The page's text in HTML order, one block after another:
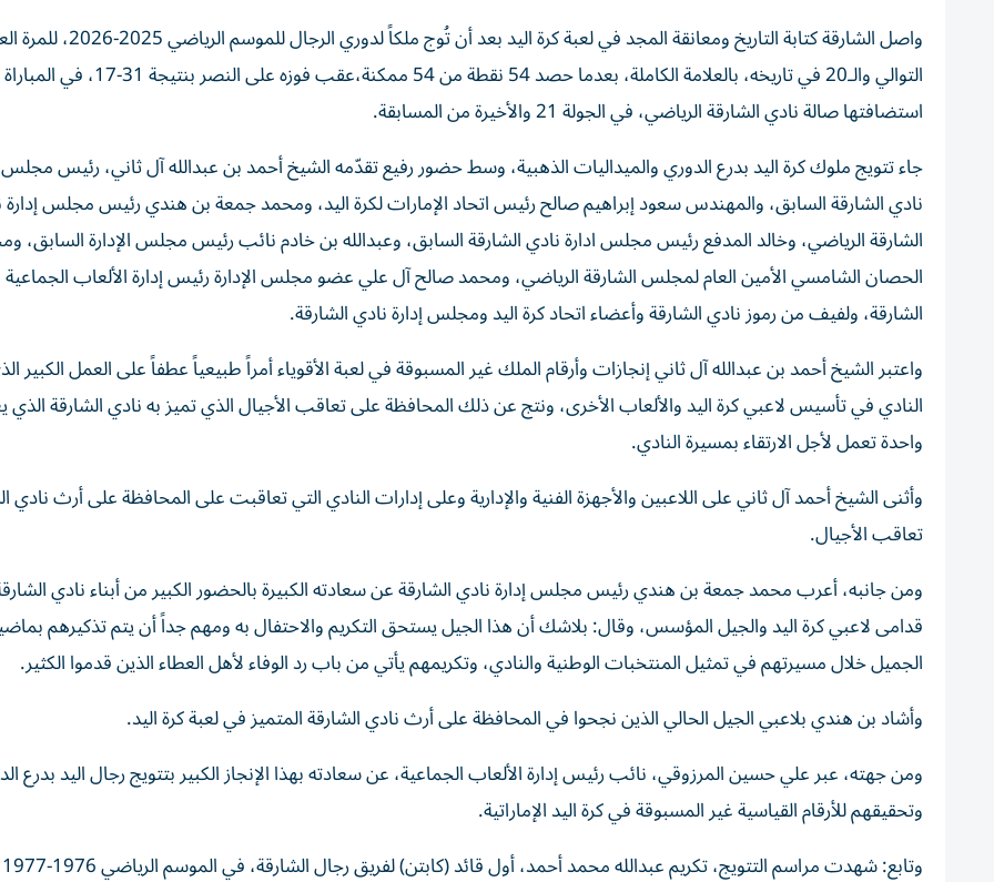
واصل الشارقة كتابة التاريخ ومعانقة المجد في لعبة كرة
التوالي والـ20 في تاريخه، بالعلامة الكاملة، بعدما حصد 54 نقطة من 54 ممكنة،عقب فوزه
استضافتها صالة نادي الشارقة الرياضي، في الجولة 21 والأخيرة من المسابقة.
جاء تتويج ملوك كرة اليد بدرع الدوري والميداليات الذهبية، وسط حضور رفيع تقدّمه الشيخ أحمد بن عبدالله آل ثاني، رئيس مجلس
نادي الشارقة السابق، والمهندس سعود إبراهيم صالح رئيس اتحاد الإمارات لكرة اليد، ومحمد جمعة بن هندي رئيس مجلس
الشارقة الرياضي، وخالد المدفع رئيس مجلس ادارة نادي الشارقة السابق، وعبدالله بن خادم نائب رئيس مجلس الإدارة السابق،
الحصان الشامسي الأمين العام لمجلس الشارقة الرياضي، ومحمد صالح آل علي عضو مجلس الإدارة رئيس إدارة الألعاب الجماعية
الشارقة، ولفيف من رموز نادي الشارقة وأعضاء اتحاد كرة اليد ومجلس إدارة نادي الشارقة.
واعتبر الشيخ أحمد بن عبدالله آل ثاني إنجازات وأرقام الملك غير المسبوقة في لعبة الأقوياء أمراً طبيعياً عطفاً على العمل الكبير
النادي في تأسيس لاعبي كرة اليد والألعاب الأخرى، ونتج عن ذلك المحافظة على تعاقب الأجيال الذي تميز به نادي الشارقة الذي
واحدة تعمل لأجل الارتقاء بمسيرة النادي.
وأثنى الشيخ أحمد آل ثاني على اللاعبين والأجهزة الفنية والإدارية وعلى إدارات النادي التي تعاقبت على المحافظة على أرث نادي
تعاقب الأجيال.
ومن جانبه، أعرب محمد جمعة بن هندي رئيس مجلس إدارة نادي الشارقة عن سعادته الكبيرة بالحضور الكبير من أبناء نادي
قدامى لاعبي كرة اليد والجيل المؤسس، وقال: بلاشك أن هذا الجيل يستحق التكريم والاحتفال به ومهم جداً أن يتم تذكيرهم
الجميل خلال مسيرتهم في تمثيل المنتخبات الوطنية والنادي، وتكريمهم يأتي من باب رد الوفاء لأهل العطاء الذين قدموا الكثير.
وأشاد بن هندي بلاعبي الجيل الحالي الذين نجحوا في المحافظة على أرث نادي الشارقة المتميز في لعبة كرة اليد.
ومن جهته، عبر علي حسين المرزوقي، نائب رئيس إدارة الألعاب الجماعية، عن سعادته بهذا الإنجاز الكبير بتتويج رجال اليد بدرع
وتحقيقهم للأرقام القياسية غير المسبوقة في كرة اليد الإماراتية.